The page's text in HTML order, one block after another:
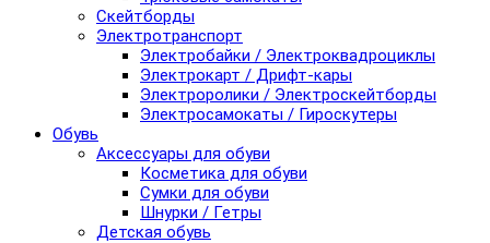
Скейтборды
Электротранспорт
Электробайки / Электроквадроциклы
Электрокарт / Дрифт-кары
Электроролики / Электроскейтборды
Электросамокаты / Гироскутеры
Обувь
Аксессуары для обуви
Косметика для обуви
Сумки для обуви
Шнурки / Гетры
Детская обувь